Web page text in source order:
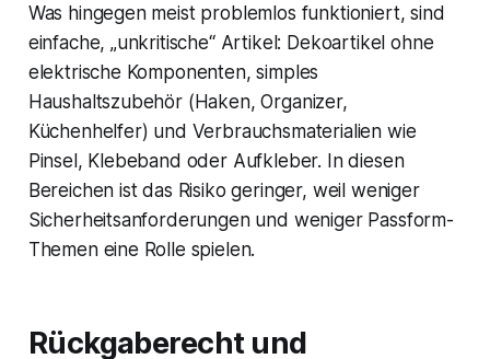
Was hingegen meist problemlos funktioniert, sind
einfache, „unkritische“ Artikel: Dekoartikel ohne
elektrische Komponenten, simples
Haushaltszubehör (Haken, Organizer,
Küchenhelfer) und Verbrauchsmaterialien wie
Pinsel, Klebeband oder Aufkleber. In diesen
Bereichen ist das Risiko geringer, weil weniger
Sicherheitsanforderungen und weniger Passform-
Themen eine Rolle spielen.
Rückgaberecht und